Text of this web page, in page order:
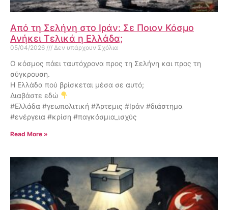
Από τη Σελήνη στο Ιράν: Σε Ποιον Κόσμο
Ανήκει Τελικά η Ελλάδα;
05/04/2026 Δεν υπάρχουν Σχόλια
Ο κόσμος πάει ταυτόχρονα προς τη Σελήνη και προς τη
σύγκρουση.
Η Ελλάδα πού βρίσκεται μέσα σε αυτό;
Διαβάστε εδώ
#Ελλάδα #γεωπολιτική #Άρτεμις #Ιράν #διάστημα
#ενέργεια #κρίση #παγκόσμια_ισχύς
Read More »